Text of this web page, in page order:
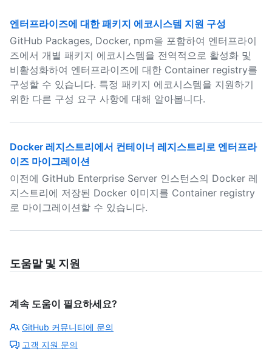
엔터프라이즈에 대한 패키지 에코시스템 지원 구성
GitHub Packages, Docker, npm을 포함하여 엔터프라이
즈에서 개별 패키지 에코시스템을 전역적으로 활성화 및
비활성화하여 엔터프라이즈에 대한 Container registry를
구성할 수 있습니다. 특정 패키지 에코시스템을 지원하기
위한 다른 구성 요구 사항에 대해 알아봅니다.
Docker 레지스트리에서 컨테이너 레지스트리로 엔터프라
이즈 마이그레이션
이전에 GitHub Enterprise Server 인스턴스의 Docker 레
지스트리에 저장된 Docker 이미지를 Container registry
로 마이그레이션할 수 있습니다.
도움말 및 지원
계속 도움이 필요하세요?
GitHub 커뮤니티에 문의
고객 지원 문의